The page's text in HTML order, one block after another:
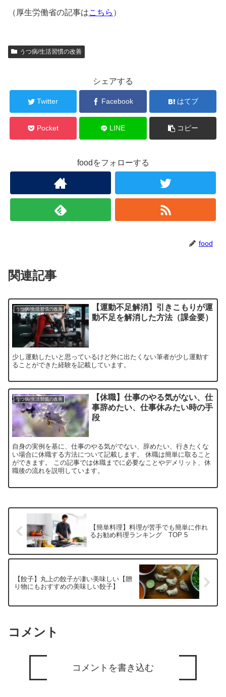
（厚生労働省の記事はこちら ）
うつ病/生活習慣の改善
シェアする
Twitter Facebook はてブ
Pocket LINE コピー
foodをフォローする
food
関連記事
うつ病/生活習慣の改善
【運動不足解消】引きこもりが運
動不足を解消した方法（課金要）
少し運動したいと思っているけど外に出たくない筆者が少し運動す
ることができた経験を記載しています。
うつ病/生活習慣の改善
【休職】仕事のやる気がない、仕
事辞めたい、仕事休みたい時の手
段
自身の実例を基に、仕事のやる気がでない、辞めたい、行きたくな
い場合に休職する方法について記載します。 休職は簡単に取ること
ができます。 この記事では休職までに必要なことやデメリット、休
職後の流れを説明しています。
【簡単料理】料理が苦手でも簡単に作れ
るお勧め料理ランキング TOP 5
【餃子】丸上の餃子が凄い美味しい【贈
り物にもおすすめの美味しい餃子】
コメント
コメントを書き込む